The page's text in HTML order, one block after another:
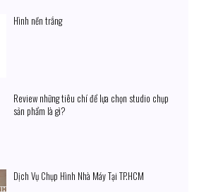
Hình nền trắng
Review những tiêu chí để lựa chọn studio chụp
sản phẩm là gì?
Dịch Vụ Chụp Hình Nhà Máy Tại TP.HCM